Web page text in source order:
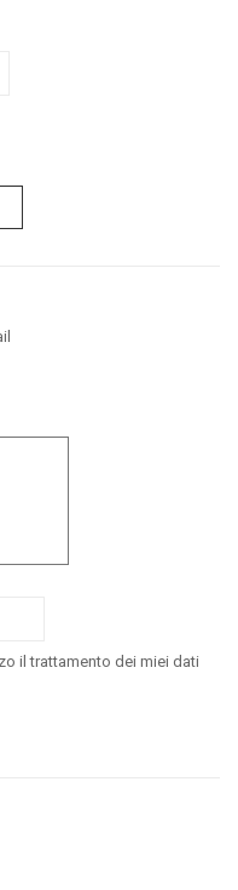
il trattamento dei miei dati